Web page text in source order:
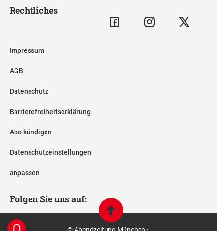
Rechtliches
Impressum
AGB
Datenschutz
Barrierefreiheitserklärung
Abo kündigen
Datenschutzeinstellungen
anpassen
Folgen Sie uns auf:
© Abendzeitung München ·